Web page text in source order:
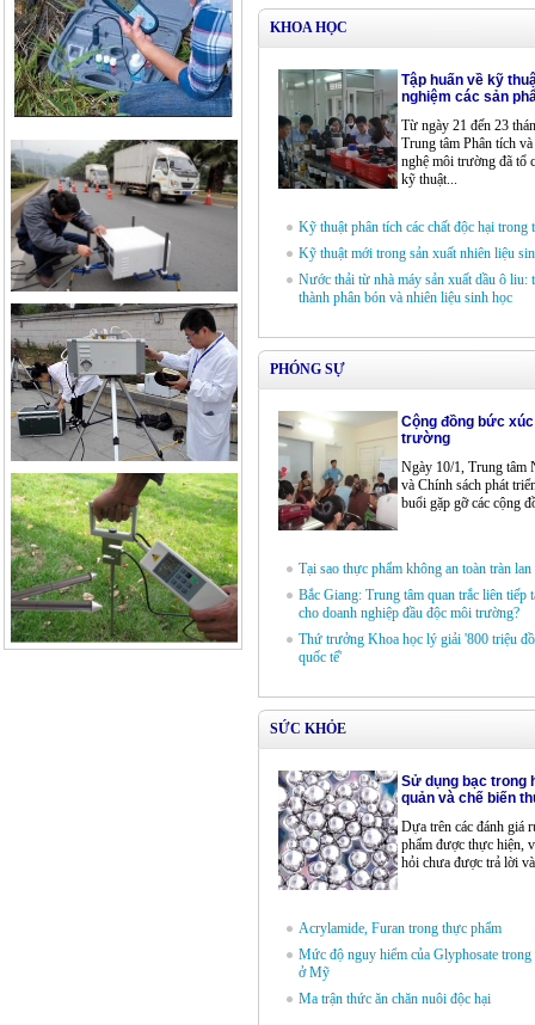
KHOA HỌC
Tập huấn về kỹ
nghiệm các sản
Từ ngày 21 đến 23
Trung tâm Phân tích
nghệ môi trường đã tổ
kỹ thuật...
Kỹ thuật phân tích các chất độc hại trong
Kỹ thuật mới trong sản xuất nhiên liệu
Nước thải từ nhà máy sản xuất dầu ô liu:
thành phân bón và nhiên liệu sinh học
PHÓNG SỰ
Cộng đồng bức
trường
Ngày 10/1, Trung tâm
và Chính sách phát
buổi gặp gỡ các cộng
Tại sao thực phẩm không an toàn tràn
Bắc Giang: Trung tâm quan trắc liên tiếp
cho doanh nghiệp đầu độc môi trường?
Thứ trưởng Khoa học lý giải '800 triệu
quốc tế'
SỨC KHỎE
Sử dụng bạc trong
quản và chế biến
Dựa trên các đánh giá
phẩm được thực hiện,
hỏi chưa được trả lời
Acrylamide, Furan trong thực phẩm
Mức độ nguy hiểm của Glyphosate
ở Mỹ
Ma trận thức ăn chăn nuôi độc hại